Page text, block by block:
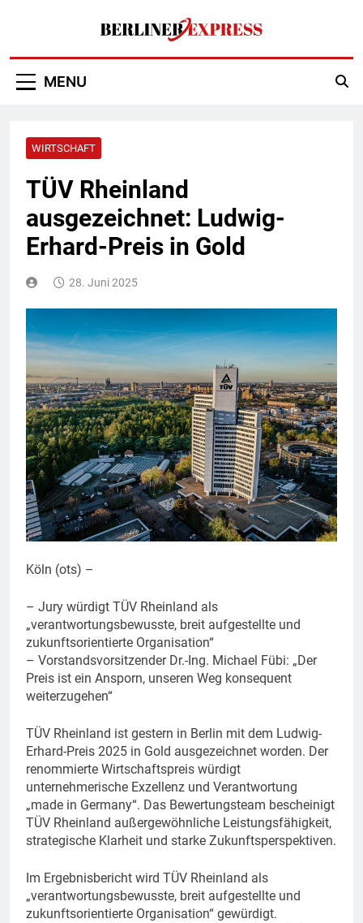
Berliner Express
MENU
WIRTSCHAFT
TÜV Rheinland
ausgezeichnet: Ludwig-
Erhard-Preis in Gold
28. Juni 2025
Köln (ots) –
– Jury würdigt TÜV Rheinland als
„verantwortungsbewusste, breit aufgestellte und
zukunftsorientierte Organisation“
– Vorstandsvorsitzender Dr.-Ing. Michael Fübi: „Der
Preis ist ein Ansporn, unseren Weg konsequent
weiterzugehen“
TÜV Rheinland ist gestern in Berlin mit dem Ludwig-
Erhard-Preis 2025 in Gold ausgezeichnet worden. Der
renommierte Wirtschaftspreis würdigt
unternehmerische Exzellenz und Verantwortung
„made in Germany“. Das Bewertungsteam bescheinigt
TÜV Rheinland außergewöhnliche Leistungsfähigkeit,
strategische Klarheit und starke Zukunftsperspektiven.
Im Ergebnisbericht wird TÜV Rheinland als
„verantwortungsbewusste, breit aufgestellte und
zukunftsorientierte Organisation“ gewürdigt.